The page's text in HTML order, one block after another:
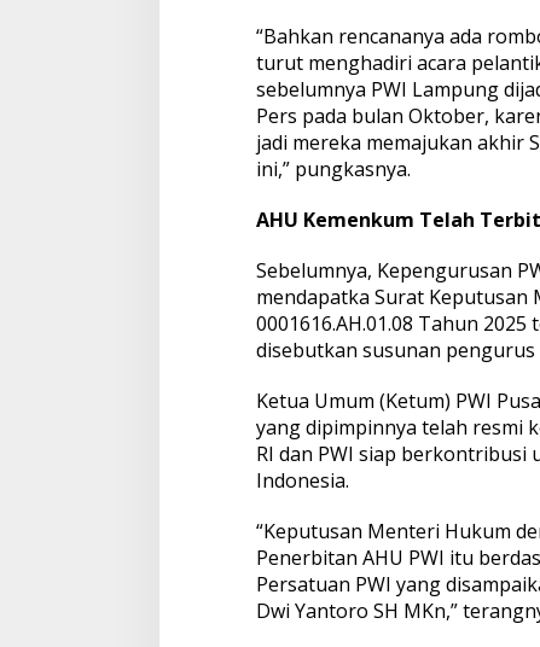
“Bahkan rencananya ada
turut menghadiri acara
sebelumnya PWI Lampung
Pers pada bulan Oktober,
jadi mereka memajukan akhir
ini,” pungkasnya.
AHU Kemenkum Telah Terbit
Sebelumnya, Kepengurusan
mendapatka Surat
0001616.AH.01.08 Tahun
disebutkan susunan pengurus
Ketua Umum (Ketum) PWI
yang dipimpinnya telah resmi
RI dan PWI siap
Indonesia.
“Keputusan Menteri Hukum
Penerbitan AHU PWI itu
Persatuan PWI yang
Dwi Yantoro SH MKn,”